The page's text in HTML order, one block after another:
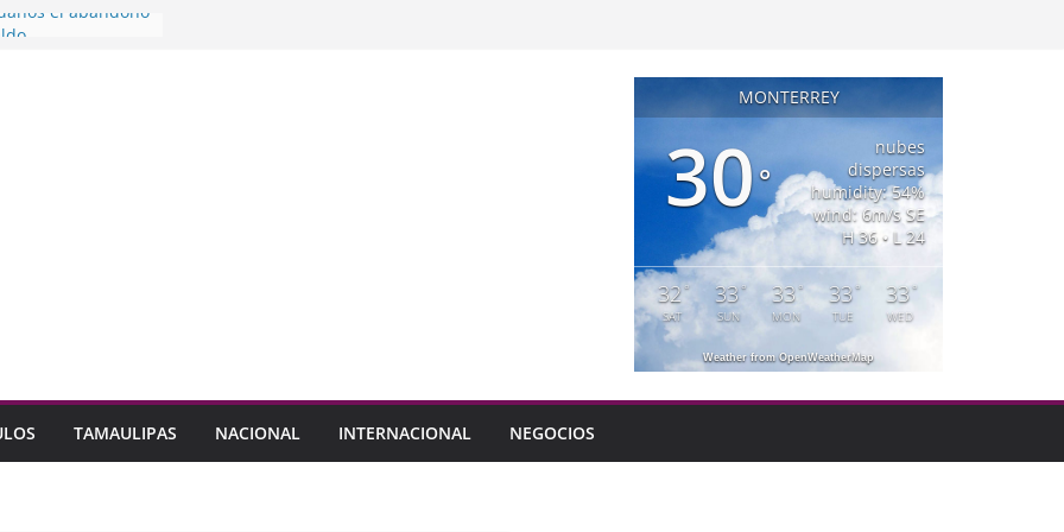
el abandono
que llegue a
‘Sí’
padrón de
MONTERREY
30°
nubes
dispersas
humidity: 54%
wind: 6m/s SE
H 36 • L 24
32°
SAT
33°
SUN
33°
MON
33°
TUE
33°
WED
Weather from OpenWeatherMap
TAMAULIPAS NACIONAL INTERNACIONAL NEGOCIOS